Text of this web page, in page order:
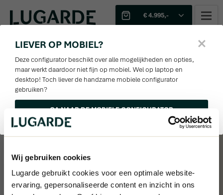
Wij gebruiken cookies
Lugarde gebruikt cookies voor een optimale website-
ervaring, gepersonaliseerde content en inzicht in ons
€ 4.995,-
Sjabloon
3 4 5 6
Offerte
Wanddiktes
Optie(s) aanpassen
28mm
Optie(s) aanpassen
Hout
LIEVER OP MOBIEL?
Deze configurator beschikt over alle mogelijkheden en opties,
maar werkt daardoor niet fijn op mobiel. Wel op laptop en
desktop! Toch liever de handzame mobiele configurator
gebruiken?
GA NAAR DE MOBIELE CONFIGURATOR